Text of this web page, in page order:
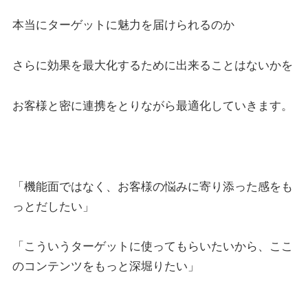
本当にターゲットに魅力を届けられるのか
さらに効果を最大化するために出来ることはないかを
お客様と密に連携をとりながら最適化していきます。
「機能面ではなく、お客様の悩みに寄り添った感をも
っとだしたい」
「こういうターゲットに使ってもらいたいから、ここ
のコンテンツをもっと深堀りたい」